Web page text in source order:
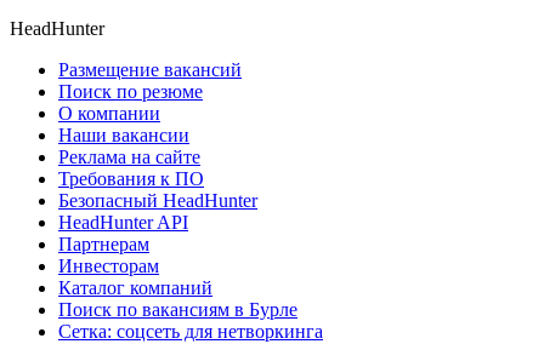
HeadHunter
Размещение вакансий
Поиск по резюме
О компании
Наши вакансии
Реклама на сайте
Требования к ПО
Безопасный HeadHunter
HeadHunter API
Партнерам
Инвесторам
Каталог компаний
Поиск по вакансиям в Бурле
Сетка: соцсеть для нетворкинга